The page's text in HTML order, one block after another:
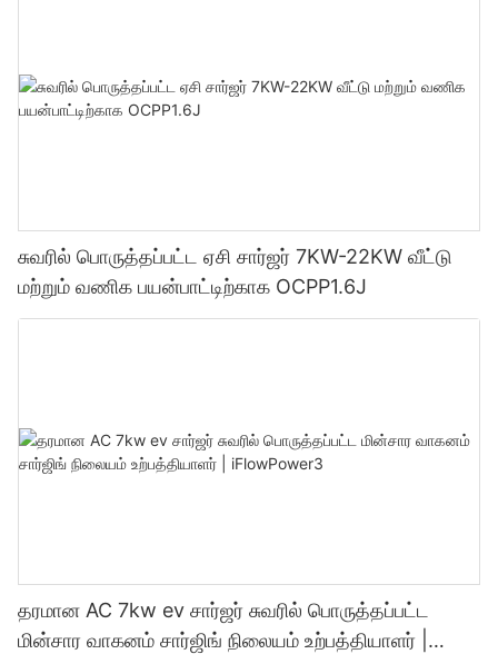
சுவரில் பொருத்தப்பட்ட ஏசி சார்ஜர் 7KW-22KW வீட்டு
மற்றும் வணிக பயன்பாட்டிற்காக OCPP1.6J
தரமான AC 7kw ev சார்ஜர் சுவரில் பொருத்தப்பட்ட
மின்சார வாகனம் சார்ஜிங் நிலையம் உற்பத்தியாளர் |